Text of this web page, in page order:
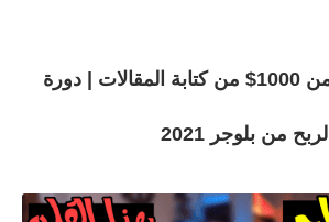
كيف تربح أزيد من 1000$ من كتابة المقالات | دورة
الربح من بلوجر 2021